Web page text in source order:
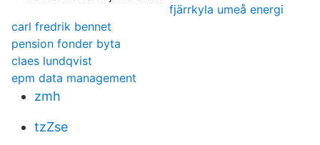
fjärrkyla umeå energi
carl fredrik bennet
pension fonder byta
claes lundqvist
epm data management
zmh
tzZse